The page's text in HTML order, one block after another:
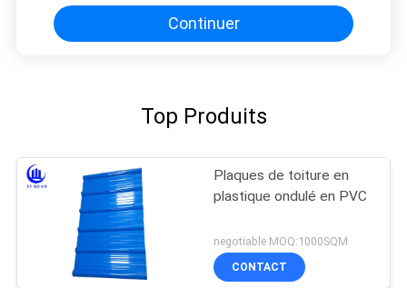
Continuer
Top Produits
Plaques de toiture en
plastique ondulé en PVC
negotiable MOQ:1000SQM
CONTACT